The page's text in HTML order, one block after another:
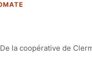
la coopérative de